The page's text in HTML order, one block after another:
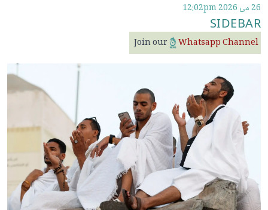
26 مئ 2026 12:02pm
SIDEBAR
Join our Whatsapp Channel